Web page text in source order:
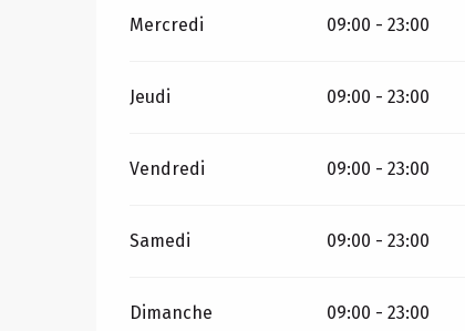
Mercredi 09:00 - 23:00
Jeudi 09:00 - 23:00
Vendredi 09:00 - 23:00
Samedi 09:00 - 23:00
Dimanche 09:00 - 23:00